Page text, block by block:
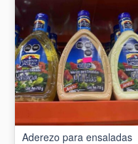
Aderezo para ensaladas